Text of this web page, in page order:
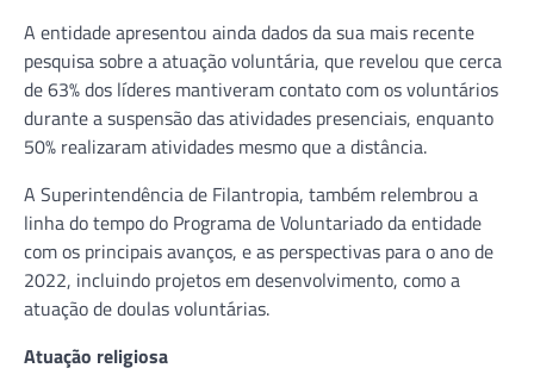
A entidade apresentou ainda dados da sua mais recente
pesquisa sobre a atuação voluntária, que revelou que cerca
de 63% dos líderes mantiveram contato com os voluntários
durante a suspensão das atividades presenciais, enquanto
50% realizaram atividades mesmo que a distância.
A Superintendência de Filantropia, também relembrou a
linha do tempo do Programa de Voluntariado da entidade
com os principais avanços, e as perspectivas para o ano de
2022, incluindo projetos em desenvolvimento, como a
atuação de doulas voluntárias.
Atuação religiosa